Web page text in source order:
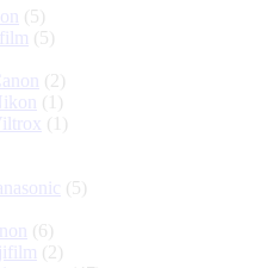
(5)
(5)
(2)
(1)
(1)
(5)
(6)
(2)